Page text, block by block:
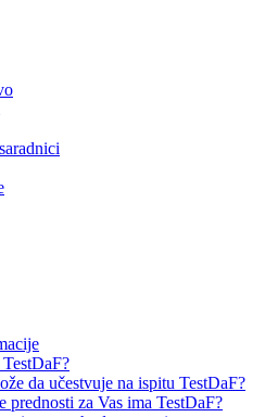
TestDaF?
da učestvuje na ispitu TestDaF?
prednosti za Vas ima TestDaF?